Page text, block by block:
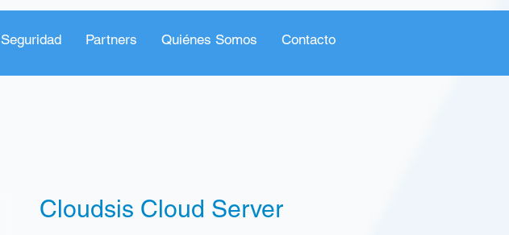
Seguridad Partners Quiénes Somos Contacto
Cloudsis Cloud Server